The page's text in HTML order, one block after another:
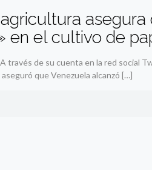
en el cultivo de
través de su cuenta en la red social
que Venezuela alcanzó […]